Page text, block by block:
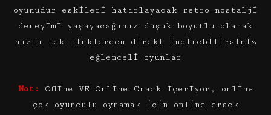
oyunudur eskileri hatırlayacak retro nostalji
deneyimi yaşayacağınız düşük boyutlu olarak
hızlı tek linklerden direkt indirebilirsiniz
eğlenceli oyunlar
Not: Ofline VE Online Crack içeriyor, online
çok oyunculu oynamak için online crack